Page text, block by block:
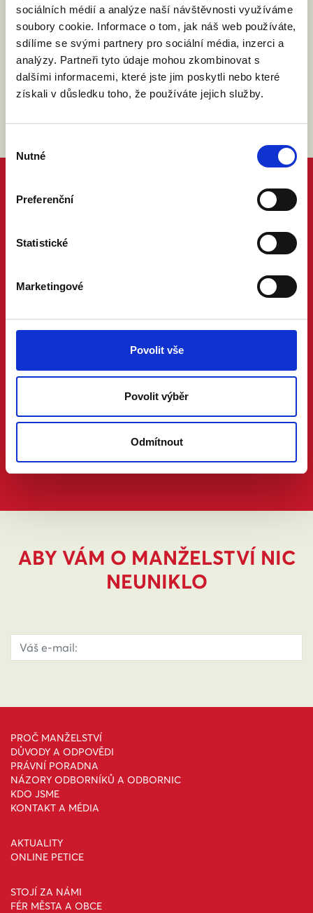
sociálních médií a analýze naší návštěvnosti využíváme
soubory cookie. Informace o tom, jak náš web používáte,
sdílíme se svými partnery pro sociální média, inzerci a
analýzy. Partneři tyto údaje mohou zkombinovat s
dalšími informacemi, které jste jim poskytli nebo které
získali v důsledku toho, že používáte jejich služby.
souhlasu
Nutné
Preferenční
Statistické
Marketingové
Povolit vše
Povolit výběr
Odmítnout
Souhlasím se zpracováním osobních údajů podle
zákona č. 101/2000 Sb.Přečíst
ABY VÁM O MANŽELSTVÍ NIC
NEUNIKLO
PROČ MANŽELSTVÍ
DŮVODY A ODPOVĚDI
PRÁVNÍ PORADNA
NÁZORY ODBORNÍKŮ A ODBORNIC
KDO JSME
KONTAKT A MÉDIA
AKTUALITY
ONLINE PETICE
STOJÍ ZA NÁMI
FÉR MĚSTA A OBCE